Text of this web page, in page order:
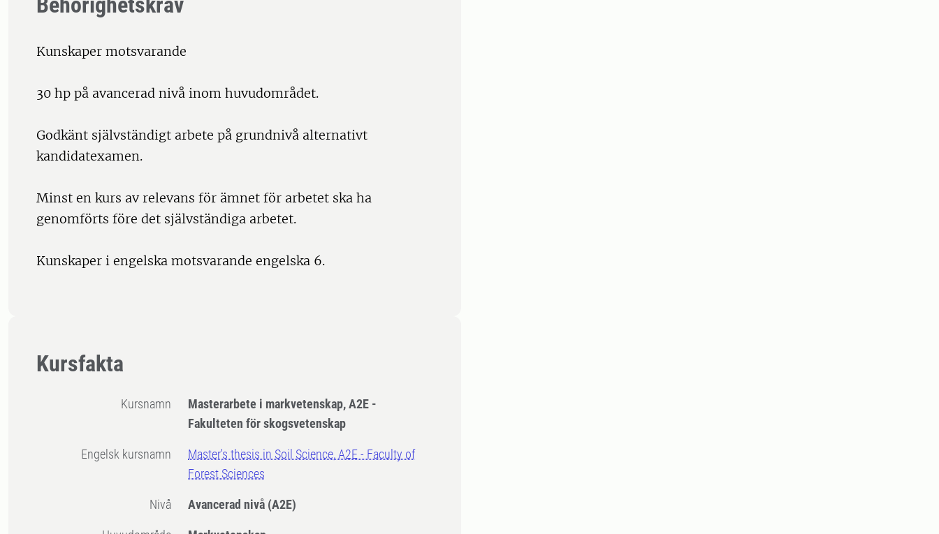
Kunskaper motsvarande
30 hp på avancerad nivå inom huvudområdet.
Godkänt självständigt arbete på grundnivå alternativt
kandidatexamen.
Minst en kurs av relevans för ämnet för arbetet ska ha
genomförts före det självständiga arbetet.
Kunskaper i engelska motsvarande engelska 6.
Kursfakta
Kursnamn
Masterarbete i markvetenskap, A2E -
Fakulteten för skogsvetenskap
Engelsk kursnamn
Master's thesis in Soil Science, A2E - Faculty of
Forest Sciences
Nivå Avancerad nivå (A2E)